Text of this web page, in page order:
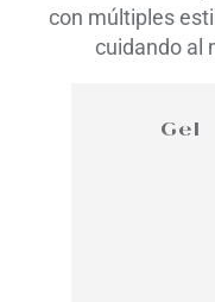
con múltiples
cuidando al
Gel